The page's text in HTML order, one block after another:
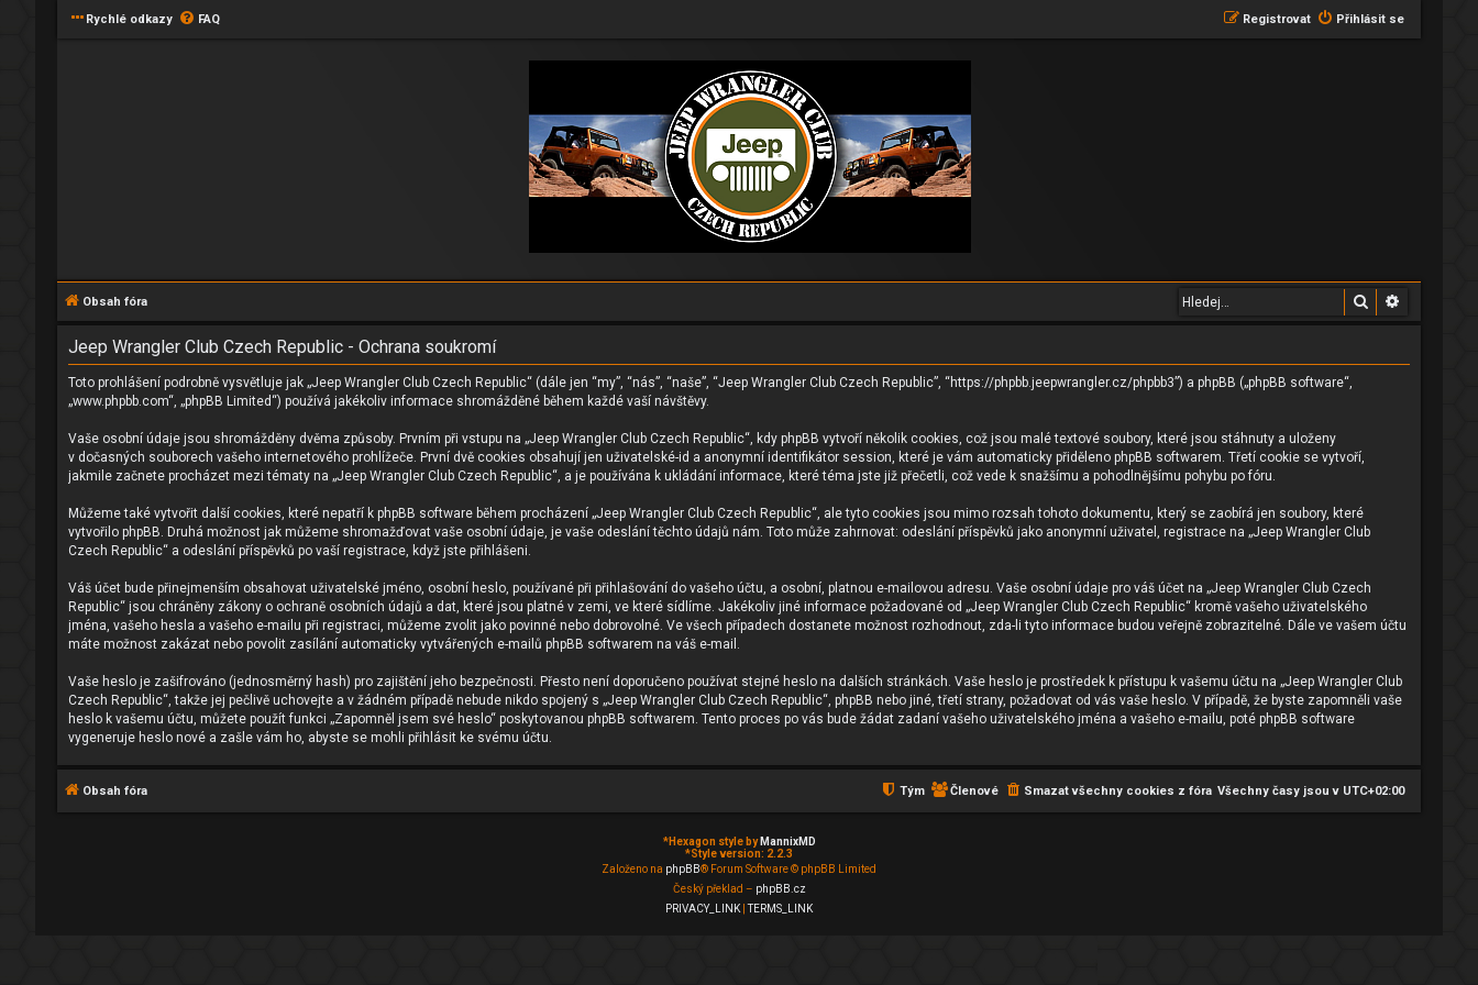
Rychlé odkazy FAQ Přihlásit se
Registrovat
Obsah fóra Hledat
Jeep Wrangler Club Czech Republic - Ochrana soukromí
Toto prohlášení podrobně vysvětluje jak „Jeep Wrangler Club Czech Republic“ (dále jen “my”, “nás”, “naše”, “Jeep Wrangler Club Czech Republic”, “https://phpbb.jeepwrangler.cz/phpbb3”) a phpBB („phpBB software“,
„www.phpbb.com“, „phpBB Limited“) používá jakékoliv informace shromážděné během každé vaší návštěvy.
Vaše osobní údaje jsou shromážděny dvěma způsoby. Prvním při vstupu na „Jeep Wrangler Club Czech Republic“, kdy phpBB vytvoří několik cookies, což jsou malé textové soubory, které jsou stáhnuty a uloženy
v dočasných souborech vašeho internetového prohlížeče. První dvě cookies obsahují jen uživatelské-id a anonymní identifikátor session, které je vám automaticky přiděleno phpBB softwarem. Třetí cookie se vytvoří,
jakmile začnete procházet mezi tématy na „Jeep Wrangler Club Czech Republic“, a je používána k ukládání informace, které téma jste již přečetli, což vede k snažšímu a pohodlnějšímu pohybu po fóru.
Můžeme také vytvořit další cookies, které nepatří k phpBB software během procházení „Jeep Wrangler Club Czech Republic“, ale tyto cookies jsou mimo rozsah tohoto dokumentu, který se zaobírá jen soubory, které
vytvořilo phpBB. Druhá možnost jak můžeme shromažďovat vaše osobní údaje, je vaše odeslání těchto údajů nám. Toto může zahrnovat: odeslání příspěvků jako anonymní uživatel, registrace na „Jeep Wrangler Club
Czech Republic“ a odeslání příspěvků po vaší registrace, když jste přihlášeni.
Váš účet bude přinejmenším obsahovat uživatelské jméno, osobní heslo, používané při přihlašování do vašeho účtu, a osobní, platnou e-mailovou adresu. Vaše osobní údaje pro váš účet na „Jeep Wrangler Club Czech
Republic“ jsou chráněny zákony o ochraně osobních údajů a dat, které jsou platné v zemi, ve které sídlíme. Jakékoliv jiné informace požadované od „Jeep Wrangler Club Czech Republic“ kromě vašeho uživatelského
jména, vašeho hesla a vašeho e-mailu při registraci, můžeme zvolit jako povinné nebo dobrovolné. Ve všech případech dostanete možnost rozhodnout, zda-li tyto informace budou veřejně zobrazitelné. Dále ve vašem účtu
máte možnost zakázat nebo povolit zasílání automaticky vytvářených e-mailů phpBB softwarem na váš e-mail.
Vaše heslo je zašifrováno (jednosměrný hash) pro zajištění jeho bezpečnosti. Přesto není doporučeno používat stejné heslo na dalších stránkách. Vaše heslo je prostředek k přístupu k vašemu účtu na „Jeep Wrangler Club
Czech Republic“, takže jej pečlivě uchovejte a v žádném případě nebude nikdo spojený s „Jeep Wrangler Club Czech Republic“, phpBB nebo jiné, třetí strany, požadovat od vás vaše heslo. V případě, že byste zapomněli vaše
heslo k vašemu účtu, můžete použít funkci „Zapomněl jsem své heslo“ poskytovanou phpBB softwarem. Tento proces po vás bude žádat zadaní vašeho uživatelského jména a vašeho e-mailu, poté phpBB software
vygeneruje heslo nové a zašle vám ho, abyste se mohli přihlásit ke svému účtu.
Obsah fóra Všechny časy jsou v UTC+02:00
Smazat všechny cookies z fóra
Členové
Tým
*Hexagon style by MannixMD
*Style version: 2.2.3
Založeno na phpBB® Forum Software © phpBB Limited
Český překlad – phpBB.cz
PRIVACY_LINK |TERMS_LINK